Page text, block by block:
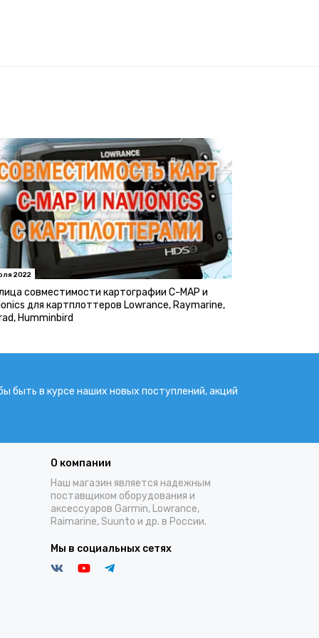
2022
совместимости картографии C-MAP и
для картплоттеров Lowrance, Raymarine,
Humminbird
быть в курсе наших новых поступлений, акций
О компании
Наш магазин является надежным
поставщиком оборудования и
аксессуаров Garmin, Lowrance,
Raimarine, Suunto и др. в России.
Мы в социальных сетях